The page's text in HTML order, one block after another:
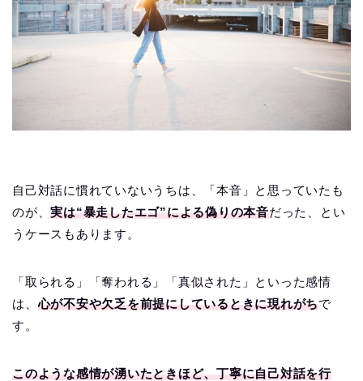
自己対話に慣れていないうちは、「本音」と思っていたも
のが、実は“暴走したエゴ”による偽りの本音だった、とい
うケースもあります。
「取られる」「奪われる」「真似された」といった感情
は、心が不安や欠乏を前提にしているときに現れがちで
す。
このような感情が湧いたときほど、丁寧に自己対話を行